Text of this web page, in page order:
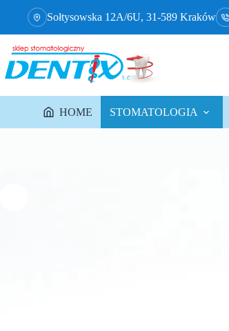
Sołtysowska 12A/6U, 31-589 Kraków
HOME STOMATOLOGIA